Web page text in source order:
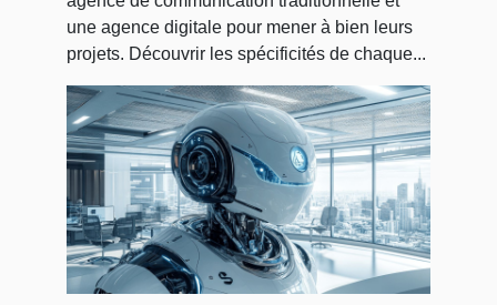
une agence digitale pour mener à bien leurs
projets. Découvrir les spécificités de chaque...